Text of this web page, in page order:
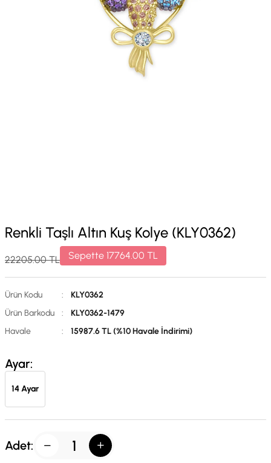
Renkli Taşlı Altın Kuş Kolye (KLY0362)
22205.00TL Sepette 17764.00 TL
Ürün Kodu :
KLY0362
Ürün Barkodu
:
KLY0362-1479
Havale
: 15987.6 TL (%10 Havale İndirimi)
Ayar:
14 Ayar
Adet: